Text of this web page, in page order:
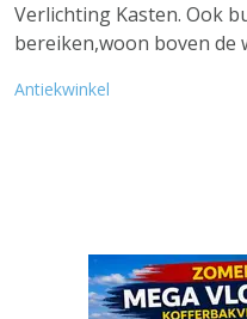
Verlichting Kasten. Ook
bereiken,woon boven de
Antiekwinkel